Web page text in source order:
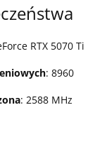
RTX 5070 Ti
: 8960
: 2588 MHz